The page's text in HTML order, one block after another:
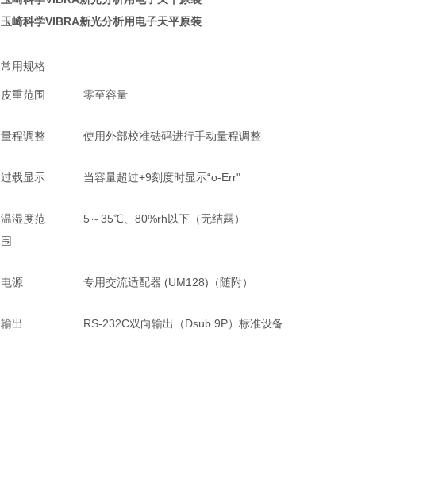
玉崎科学VIBRA新光分析用电子天平原装
常用规格
皮重范围 零至容量
量程调整 使用外部校准砝码进行手动量程调整
过载显示 当容量超过+9刻度时显示“o-Err"
温湿度范
围
5～35℃、80%rh以下（无结露）
电源 专用交流适配器 (UM128)（随附）
输出 RS-232C双向输出（Dsub 9P）标准设备